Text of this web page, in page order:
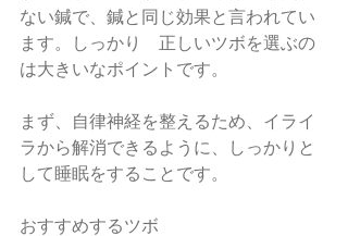
ない鍼で、鍼と同じ効果と言われてい
ます。しっかり　正しいツボを選ぶの
は大きいなポイントです。
まず、自律神経を整えるため、イライ
ラから解消できるように、しっかりと
して睡眠をすることです。
おすすめするツボ